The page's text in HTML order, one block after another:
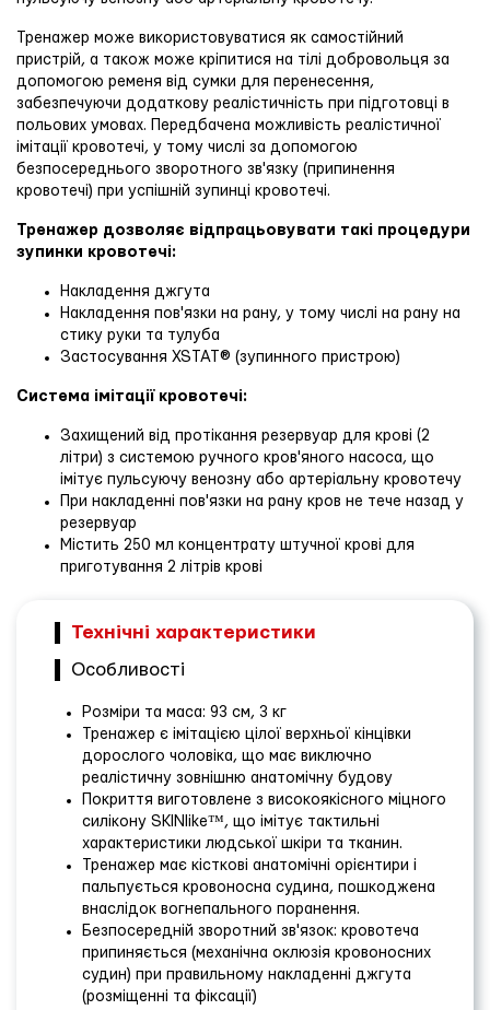
Тренажер може використовуватися як самостійний
пристрій, а також може кріпитися на тілі добровольця за
допомогою ременя від сумки для перенесення,
забезпечуючи додаткову реалістичність при підготовці в
польових умовах. Передбачена можливість реалістичної
імітації кровотечі, у тому числі за допомогою
безпосереднього зворотного зв'язку (припинення
кровотечі) при успішній зупинці кровотечі.
Тренажер дозволяє відпрацьовувати такі процедури
зупинки кровотечі:
Накладення джгута
Накладення пов'язки на рану, у тому числі на рану на
стику руки та тулуба
Застосування XSTAT® (зупинного пристрою)
Система імітації кровотечі:
Захищений від протікання резервуар для крові (2
літри) з системою ручного кров'яного насоса, що
імітує пульсуючу венозну або артеріальну кровотечу
При накладенні пов'язки на рану кров не тече назад у
резервуар
Містить 250 мл концентрату штучної крові для
приготування 2 літрів крові
Технічні характеристики
Особливості
Розміри та маса: 93 см, 3 кг
Тренажер є імітацією цілої верхньої кінцівки
дорослого чоловіка, що має виключно
реалістичну зовнішню анатомічну будову
Покриття виготовлене з високоякісного міцного
силікону SKINlike™, що імітує тактильні
характеристики людської шкіри та тканин.
Тренажер має кісткові анатомічні орієнтири і
пальпується кровоносна судина, пошкоджена
внаслідок вогнепального поранення.
Безпосередній зворотний зв'язок: кровотеча
припиняється (механічна оклюзія кровоносних
судин) при правильному накладенні джгута
(розміщенні та фіксації)